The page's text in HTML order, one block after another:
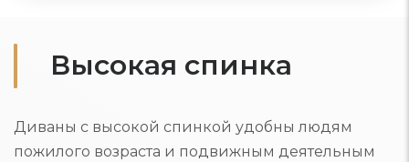
Высокая спинка
Диваны с высокой спинкой удобны людям
пожилого возраста и подвижным деятельным